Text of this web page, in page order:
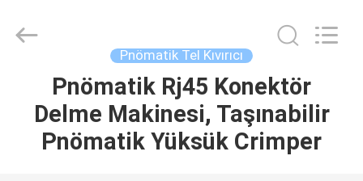
ÜRÜN:%
Industrial
Pnömatik Tel Kıvırıcı
Pnömatik Rj45 Konektör
Delme Makinesi, Taşınabilir
Pnömatik Yüksük Crimper